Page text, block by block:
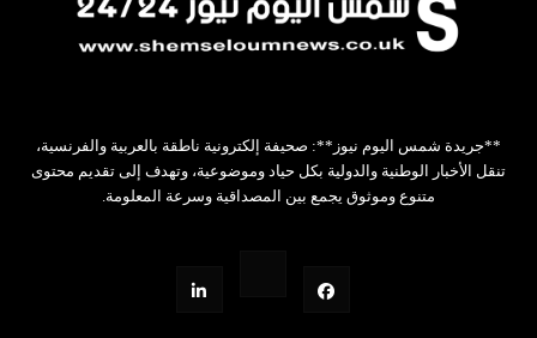
**جريدة شمس اليوم نيوز**: صحيفة إلكترونية ناطقة بالعربية والفرنسية،
تنقل الأخبار الوطنية والدولية بكل حياد وموضوعية، وتهدف إلى تقديم محتوى
متنوع وموثوق يجمع بين المصداقية وسرعة المعلومة.